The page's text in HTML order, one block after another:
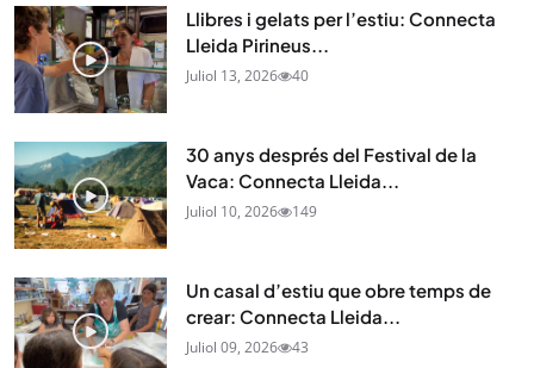
Llibres i gelats per l’estiu: Connecta
Lleida Pirineus...
Juliol 13, 2026 40
30 anys després del Festival de la
Vaca: Connecta Lleida...
Juliol 10, 2026 149
Un casal d’estiu que obre temps de
crear: Connecta Lleida...
Juliol 09, 2026 43